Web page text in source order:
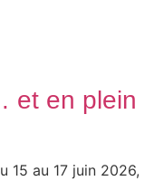
et en plein
15 au 17 juin 2026,